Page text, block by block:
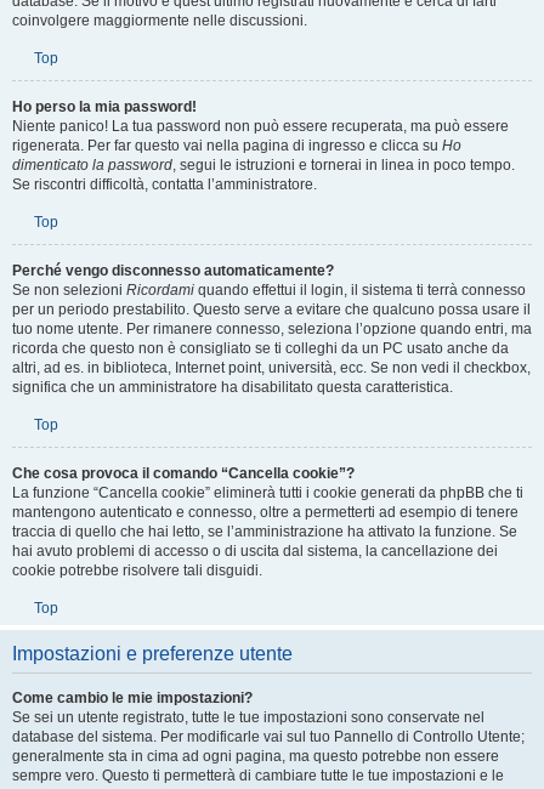
database. Se il motivo è quest’ultimo registrati nuovamente e cerca di farti
coinvolgere maggiormente nelle discussioni.
Top
Ho perso la mia password!
Niente panico! La tua password non può essere recuperata, ma può essere
rigenerata. Per far questo vai nella pagina di ingresso e clicca su Ho
dimenticato la password, segui le istruzioni e tornerai in linea in poco tempo.
Se riscontri difficoltà, contatta l’amministratore.
Top
Perché vengo disconnesso automaticamente?
Se non selezioni
Ricordami quando effettui il login, il sistema ti terrà connesso
per un periodo prestabilito. Questo serve a evitare che qualcuno possa usare il
tuo nome utente. Per rimanere connesso, seleziona l’opzione quando entri, ma
ricorda che questo non è consigliato se ti colleghi da un PC usato anche da
altri, ad es. in biblioteca, Internet point, università, ecc. Se non vedi il checkbox,
significa che un amministratore ha disabilitato questa caratteristica.
Top
Che cosa provoca il comando “Cancella cookie”?
La funzione “Cancella cookie” eliminerà tutti i cookie generati da phpBB che ti
mantengono autenticato e connesso, oltre a permetterti ad esempio di tenere
traccia di quello che hai letto, se l’amministrazione ha attivato la funzione. Se
hai avuto problemi di accesso o di uscita dal sistema, la cancellazione dei
cookie potrebbe risolvere tali disguidi.
Impostazioni e preferenze utente
Come cambio le mie impostazioni?
Se sei un utente registrato, tutte le tue impostazioni sono conservate nel
database del sistema. Per modificarle vai sul tuo Pannello di Controllo Utente;
generalmente sta in cima ad ogni pagina, ma questo potrebbe non essere